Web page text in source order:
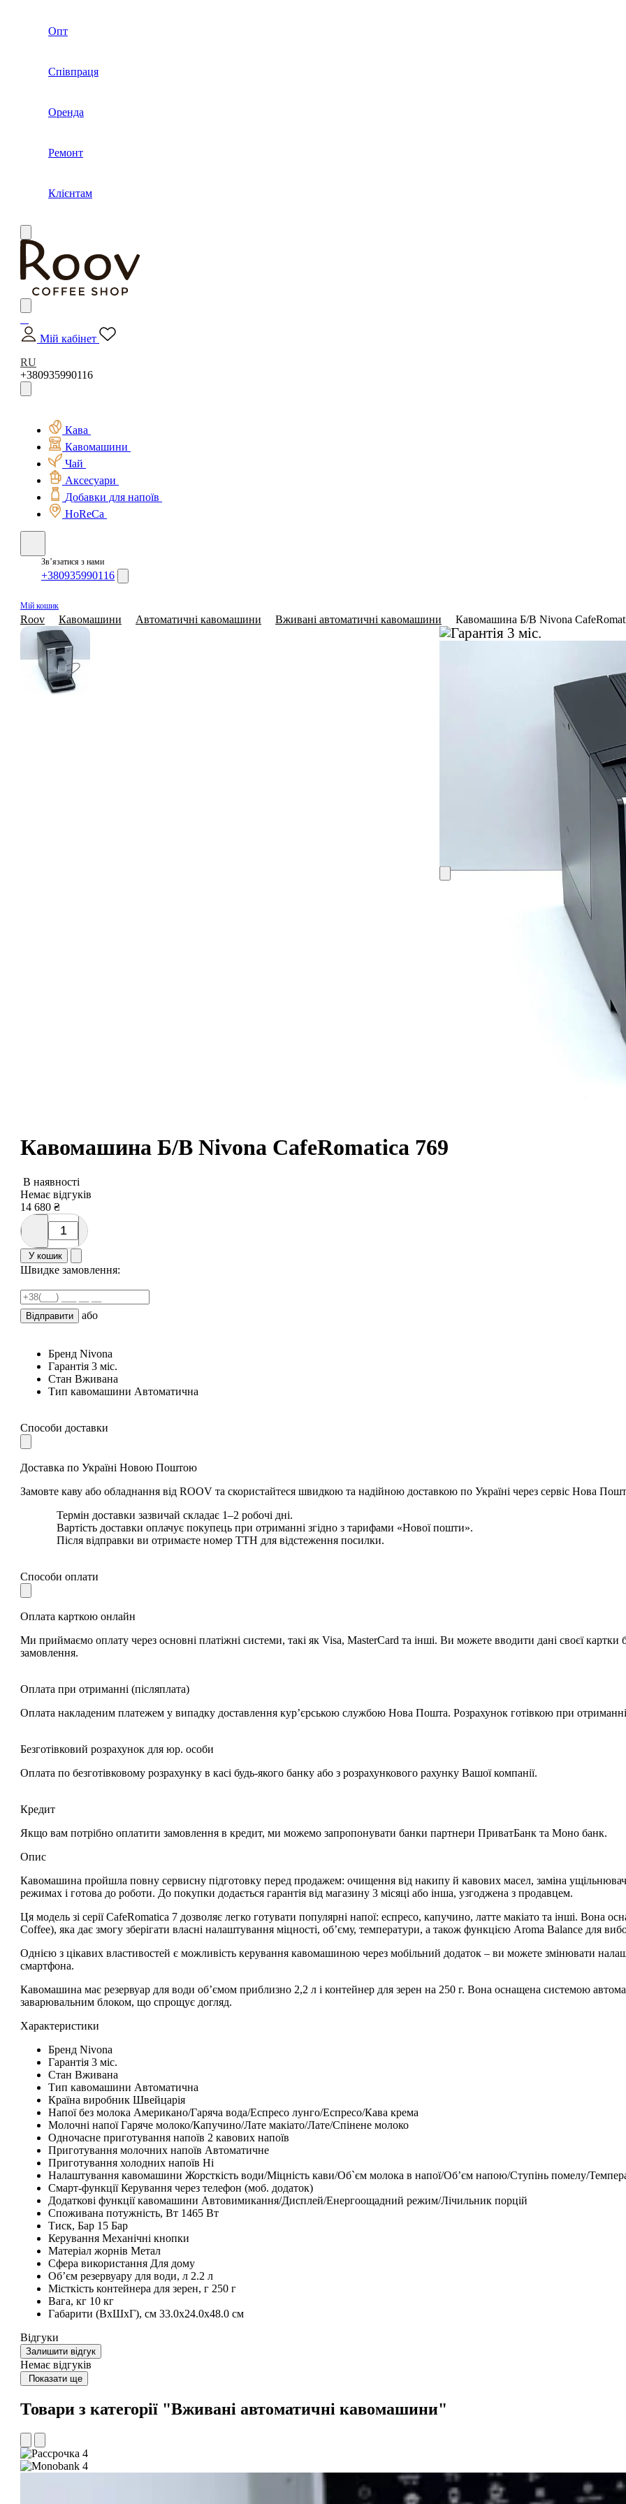
Опт
Співпраця
Оренда
Ремонт
Клієнтам
Мій кабінет
RU
+380935990116
Кава
Кавомашини
Чай
Аксесуари
Добавки для напоїв
HoReCa
Зв’язатися з нами
+380935990116
Мій кошик
Roov Кавомашини Автоматичні кавомашини Вживані автоматичні кавомашини Кавомашина Б/В Nivona
3 міс.
Кавомашина Б/В Nivona CafeRomatica 769
В наявності
Немає відгуків
14 680 ₴
У кошик
Швидке замовлення:
Відправити або
Бренд Nivona
Гарантія 3 міс.
Стан Вживана
Тип кавомашини Автоматична
Способи доставки
Доставка по Україні Новою Поштою
Замовте каву або обладнання від ROOV та скористайтеся швидкою та надійною доставкою по Україні через сервіс Нова
Термін доставки зазвичай складає 1–2 робочі дні.
Вартість доставки оплачує покупець при отриманні згідно з тарифами «Нової пошти».
Після відправки ви отримаєте номер ТТН для відстеження посилки.
Способи оплати
Оплата карткою онлайн
Ми приймаємо оплату через основні платіжні системи, такі як Visa, MasterCard та інші. Ви можете вводити дані своєї
замовлення.
Оплата при отриманні (післяплата)
Оплата накладеним платежем у випадку доставлення кур’єрською службою Нова Пошта. Розрахунок готівкою при
Безготівковий розрахунок для юр. особи
Оплата по безготівковому розрахунку в касі будь-якого банку або з розрахункового рахунку Вашої компанії.
Кредит
Якщо вам потрібно оплатити замовлення в кредит, ми можемо запропонувати банки партнери ПриватБанк та Моно банк.
Опис
Кавомашина пройшла повну сервисну підготовку перед продажем: очищення від накипу й кавових масел, заміна
режимах і готова до роботи. До покупки додається гарантія від магазину 3 місяці або інша, узгоджена з продавцем.
Ця модель зі серіїCafeRomatica 7 дозволяє легко готувати популярні напої: еспресо, капучино, латте макіато та інші. Вона
Coffee), яка дає змогу зберігати власні налаштування міцності, об’єму, температури, а також функцією Aroma Balance для
Однією з цікавих властивостей є можливість керування кавомашиною через мобільний додаток – ви можете змінювати
смартфона.
Кавомашина має резервуар для води об’ємом приблизно 2,2 л і контейнер для зерен на 250 г. Вона оснащена системою
заварювальним блоком, що спрощує догляд.
Характеристики
Бренд Nivona
Гарантія 3 міс.
Стан Вживана
Тип кавомашини Автоматична
Країна виробник Швейцарія
Напої без молока Американо/Гаряча вода/Еспресо лунго/Еспресо/Кава крема
Молочні напої Гаряче молоко/Капучино/Лате макіато/Лате/Спінене молоко
Одночасне приготування напоїв 2 кавових напоїв
Приготування молочних напоїв Автоматичне
Приготування холодних напоїв Ні
Налаштування кавомашини Жорсткість води/Міцність кави/Об`єм молока в напої/Обʼєм напою/Ступінь помелу/
Смарт-функції Керування через телефон (моб. додаток)
Додаткові функції кавомашини Автовимикання/Дисплей/Енергоощадний режим/Лічильник порцій
Споживана потужність, Вт 1465 Вт
Тиск, Бар 15 Бар
Керування Механічні кнопки
Матеріал жорнів Метал
Сфера використання Для дому
Обʼєм резервуару для води, л 2.2 л
Місткість контейнера для зерен, г 250 г
Вага, кг 10 кг
Габарити (ВхШхГ), см 33.0х24.0х48.0 см
Відгуки
Залишити відгук
Немає відгуків
Показати ще
Товари з категорії "Вживані автоматичні кавомашини"
4
4